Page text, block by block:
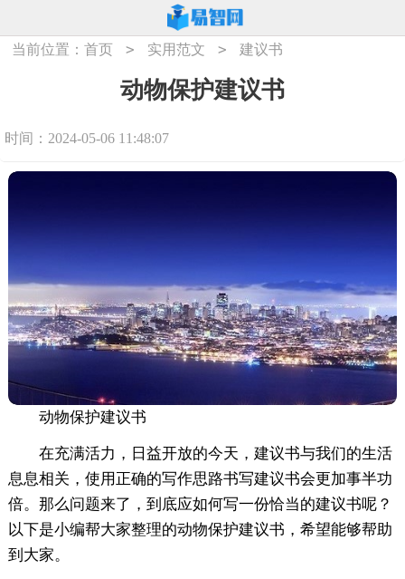
当前位置：首页 > 实用范文 > 建议书
动物保护建议书
时间：2024-05-06 11:48:07
动物保护建议书
在充满活力，日益开放的今天，建议书与我们的生活
息息相关，使用正确的写作思路书写建议书会更加事半功
倍。那么问题来了，到底应如何写一份恰当的建议书呢？
以下是小编帮大家整理的动物保护建议书，希望能够帮助
到大家。